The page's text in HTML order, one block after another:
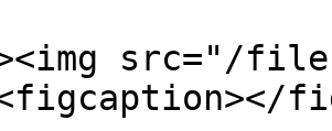
src="/files/